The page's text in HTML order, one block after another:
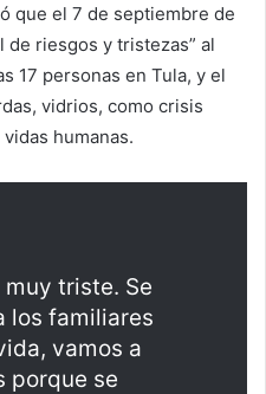
que el 7 de septiembre de
de riesgos y tristezas” al
17 personas en Tula, y el
vidrios, como crisis
humanas.
triste. Se
los familiares
vamos a
porque se